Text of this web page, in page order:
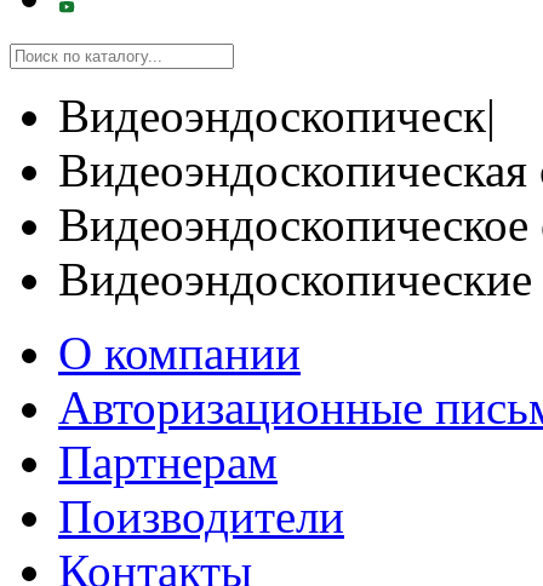
Видеоэндоскопическ|
Видеоэндоскопическая
О компании
Авторизационные
Партнерам
Поизводители
Контакты